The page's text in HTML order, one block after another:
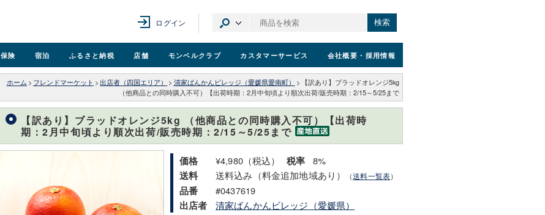
ログイン 検索
保険 宿泊 ふるさと納税 店舗 モンベルクラブ カスタマーサービス 会社概要 ・採用情報
ホーム > フレンドマーケット > 出店者（四国エリア） > 清家ばんかんビレッジ（愛媛県愛南町） >
【訳あり】ブラッドオレンジ5kg
（他商品との同時購入不可）【出荷時期：2月中旬頃より順次出荷/販売時期：2/15～5/25まで
【訳あり】ブラッドオレンジ5kg （他商品との同時購入不可）【出荷時
期：2月中旬頃より順次出荷/販売時期：2/15～5/25まで
価格 ¥4,980（税込） 税率 8%
送料 送料込み（料金追加地域あり） （送料一覧表）
品番 #0437619
出店者 清家ばんかんビレッジ（愛媛県）